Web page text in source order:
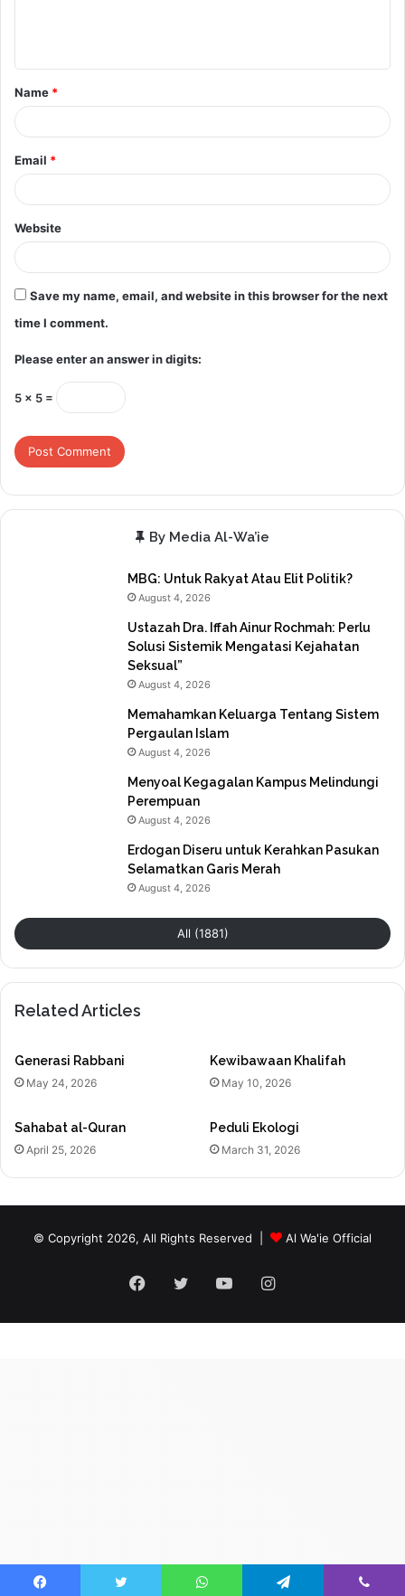
t
*
Name *
Email *
Website
Save my name, email, and website in this browser for the next
time I comment.
Please enter an answer in digits:
5 × 5 =
By Media Al-Wa’ie
MBG: Untuk Rakyat Atau Elit Politik?
August 4, 2026
Ustazah Dra. Iffah Ainur Rochmah: Perlu
Solusi Sistemik Mengatasi Kejahatan
Seksual”
August 4, 2026
Memahamkan Keluarga Tentang Sistem
Pergaulan Islam
August 4, 2026
Menyoal Kegagalan Kampus Melindungi
Perempuan
August 4, 2026
Erdogan Diseru untuk Kerahkan Pasukan
Selamatkan Garis Merah
August 4, 2026
All (1881)
Related Articles
Generasi Rabbani
May 24, 2026
Kewibawaan Khalifah
May 10, 2026
Sahabat al-Quran
April 25, 2026
Peduli Ekologi
March 31, 2026
© Copyright 2026, All Rights Reserved | Al Wa'ie Official
Facebook
Twitter YouTubeInstagram